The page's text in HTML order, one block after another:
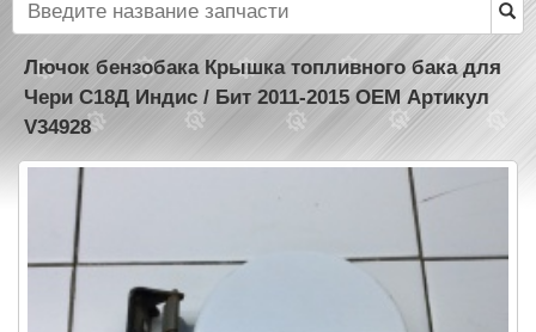
Лючок бензобака Крышка топливного бака для
Чери С18Д Индис / Бит 2011-2015 OEM Артикул
V34928